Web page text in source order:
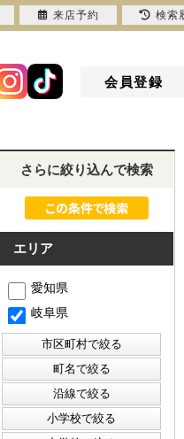
会員登録
さらに絞り込んで検索
エリア
愛知県
岐阜県
来店予約 検索